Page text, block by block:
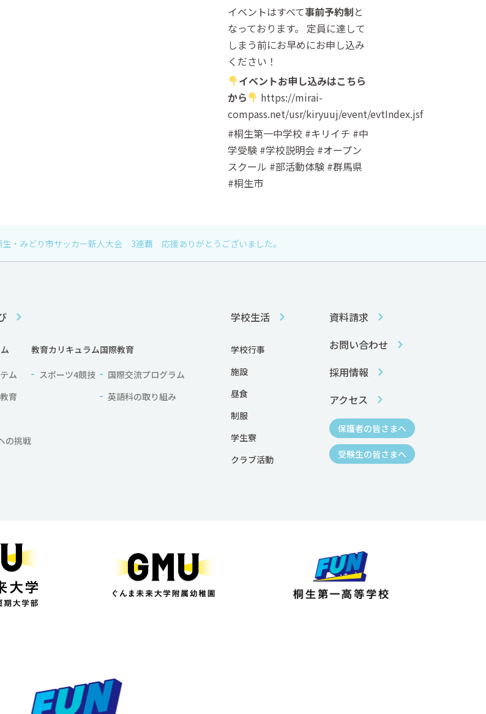
イベントはすべて事前予約制と
なっております。 定員に達して
しまう前にお早めにお申し込み
ください！
イベントお申し込みはこちら
から
https://mirai-
compass.net/usr/kiryuuj/event/evtIndex.jsf
#桐生第一中学校 #キリイチ #中
学受験 #学校説明会 #オープン
スクール #部活動体験 #群馬県
#桐生市
生・みどり市サッカー新人大会 3連覇 応援ありがとうございました。
ム
育
の挑戦
教育カリキュラム
スポーツ4競技
国際教育
国際交流プログラム
英語科の取り組み
学校生活
学校行事
施設
昼食
制服
学生寮
クラブ活動
資料請求
お問い合わせ
採用情報
アクセス
保護者の皆さまへ
受験生の皆さまへ